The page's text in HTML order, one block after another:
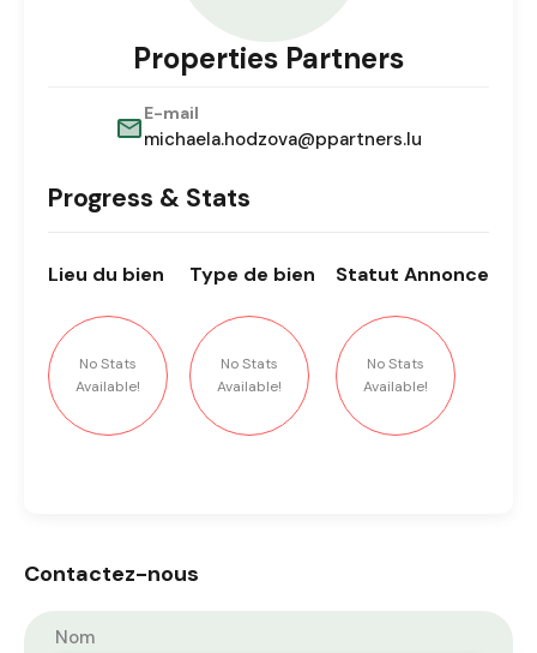
Properties Partners
E-mail
michaela.hodzova@ppartners.lu
Progress & Stats
Lieu du bien
No Stats
Available!
Type de bien
No Stats
Available!
Statut Annonce
No Stats
Available!
Contactez-nous
Nom